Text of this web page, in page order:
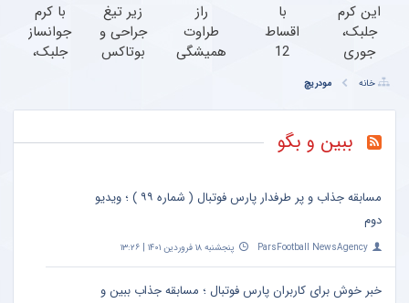
این کرم
جلبک،
جوری
صاف
میکنه
که انگار
بوتاکس
(تخفیف
با
اقساط
12
ایمپلنت
کن
بدون
راز
طراوت
همیشگی
جوانساز
زیر تیغ
جراحی و
بوتاکس
جلبک
با کرم
جوانساز
جلبک،
کن(50%
خانه مودریچ
ببین و بگو
مسابقه جذاب و پر طرفدار پارس فوتبال ( شماره ۹۹ ) ؛ ویدیو
دوم
ParsFootball NewsAgency پنجشنبه ۱۸ فروردین ۱۴۰۱ | ۱۳:۲۶
خبر خوش برای کاربران پارس فوتبال ؛ مسابقه جذاب ببین و